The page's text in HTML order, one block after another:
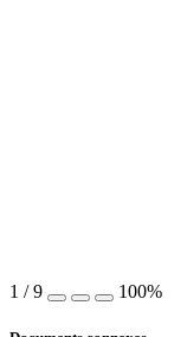
1 /9 100%